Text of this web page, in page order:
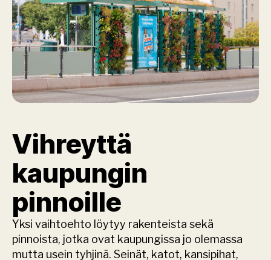
Vihreyttä
kaupungin
pinnoille
Yksi vaihtoehto löytyy rakenteista sekä
pinnoista, jotka ovat kaupungissa jo olemassa
mutta usein tyhjinä. Seinät, katot, kansipihat,